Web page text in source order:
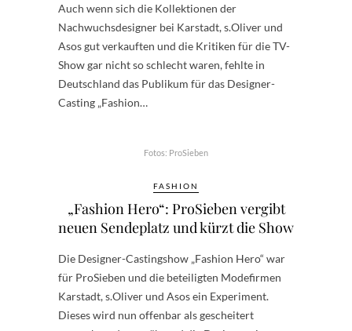
Auch wenn sich die Kollektionen der
Nachwuchsdesigner bei Karstadt, s.Oliver und
Asos gut verkauften und die Kritiken für die TV-
Show gar nicht so schlecht waren, fehlte in
Deutschland das Publikum für das Designer-
Casting „Fashion…
Fotos: ProSieben
FASHION
„Fashion Hero“: ProSieben vergibt
neuen Sendeplatz und kürzt die Show
Die Designer-Castingshow „Fashion Hero“ war
für ProSieben und die beteiligten Modefirmen
Karstadt, s.Oliver und Asos ein Experiment.
Dieses wird nun offenbar als gescheitert